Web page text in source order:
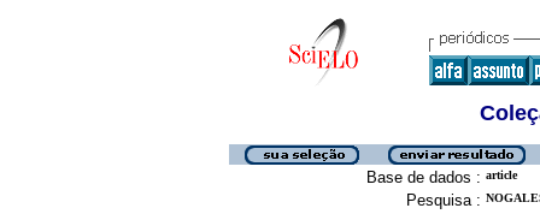
Base de dados : article
Pesquisa :